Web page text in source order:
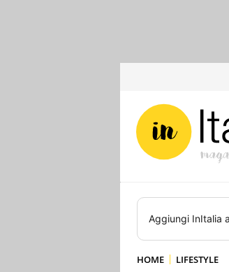
Aggiungi InItalia
HOME LIFESTYLE